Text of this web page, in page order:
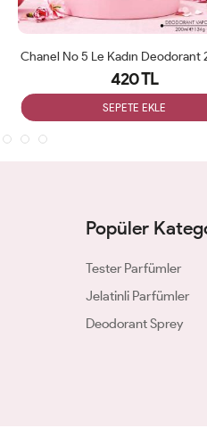
Chanel No 5 Le Kadın Deodorant
420 TL
SEPETE EKLE
Popüler
Tester Parfümler
Jelatinli Parfümler
Deodorant Sprey